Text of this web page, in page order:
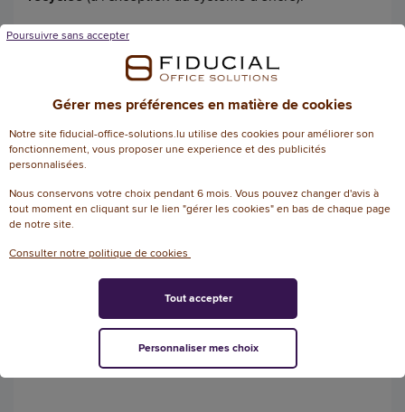
Gérer mes préférences en matière de cookies
Notre site fiducial-office-solutions.lu utilise des cookies pour améliorer son
fonctionnement, vous proposer une experience et des publicités
personnalisées.
Nous conservons votre choix pendant 6 mois. Vous pouvez changer d'avis à
tout moment en cliquant sur le lien "gérer les cookies" en bas de chaque page
de notre site.
Consulter notre politique de cookies
Poursuivre sans accepter
Personnaliser mes choix
Tout accepter